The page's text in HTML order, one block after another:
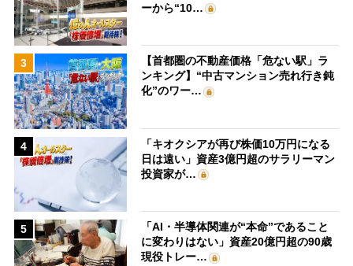
ーから“10…
3
【首都圏の不動産価格「危ない駅」ラ
ンキング】“中古マンション売れ行き鈍
化”のワー…
4
「キオクシアが再び株価10万円になる
日は遠い」資産3億円超のサラリーマン
投資家が…
5
「AI・半導体関連が“本命”であること
に変わりはない」資産20億円超の90歳
現役トレー…